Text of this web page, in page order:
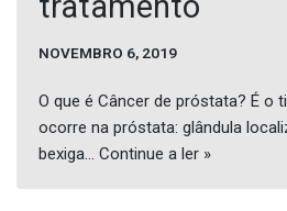
NOVEMBRO 6, 2019
O que é Câncer de próstata? É o
ocorre na próstata: glândula
bexiga… Continue a ler »